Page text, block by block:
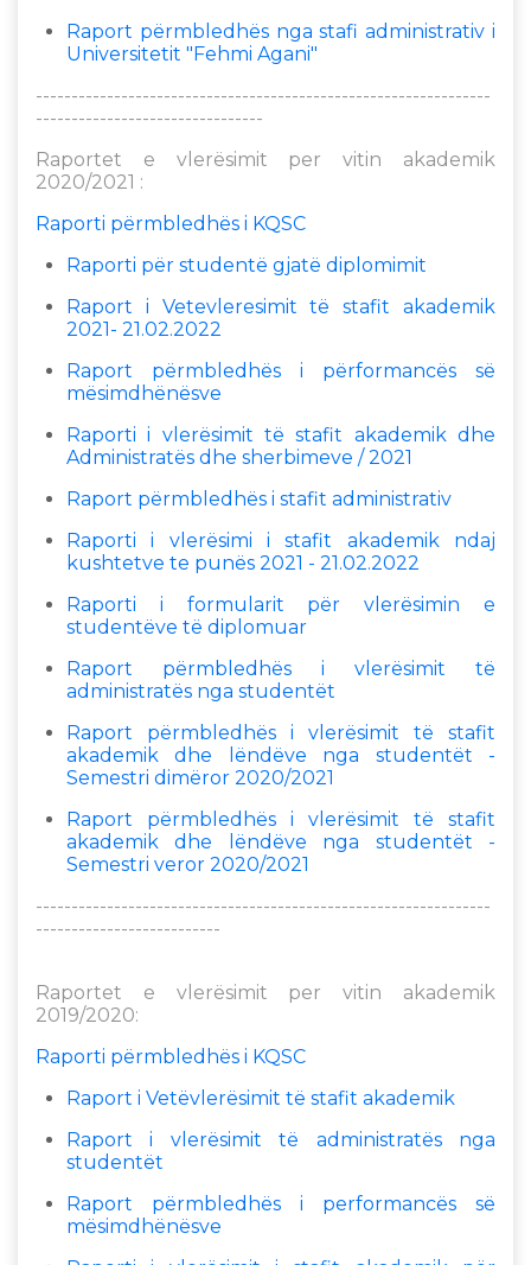
Raport përmbledhës nga stafi administrativ i
Universitetit "Fehmi Agani"
----------------------------------------------------------------
--------------------------------
Raportet e vlerësimit per vitin akademik
2020/2021 :
Raporti përmbledhës i KQSC
Raporti për studentë gjatë diplomimit
Raport i Vetevleresimit të stafit akademik
2021- 21.02.2022
Raport përmbledhës i përformancës së
mësimdhënësve
Raporti i vlerësimit të stafit akademik dhe
Administratës dhe sherbimeve / 2021
Raport përmbledhës i stafit administrativ
Raporti i vlerësimi i stafit akademik ndaj
kushtetve te punës 2021 - 21.02.2022
Raporti i formularit për vlerësimin e
studentëve të diplomuar
Raport përmbledhës i vlerësimit të
administratës nga studentët
Raport përmbledhës i vlerësimit të stafit
akademik dhe lëndëve nga studentët -
Semestri dimëror 2020/2021
Raport përmbledhës i vlerësimit të stafit
akademik dhe lëndëve nga studentët -
Semestri veror 2020/2021
----------------------------------------------------------------
--------------------------
Raportet e vlerësimit per vitin akademik
2019/2020:
Raporti përmbledhës i KQSC
Raport i Vetëvlerësimit të stafit akademik
Raport i vlerësimit të administratës nga
studentët
Raport përmbledhës i performancës së
mësimdhënësve